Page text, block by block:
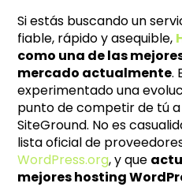
Si estás buscando un
fiable, rápido y asequible,
como una de las
mercado actualmente.
experimentado una
punto de competir de tú
SiteGround. No es
lista oficial de
WordPress.org, y que
mejores hosting